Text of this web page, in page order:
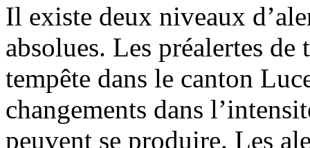
Il existe deux niveaux
absolues. Les préalertes de
tempête dans le canton
changements dans
peuvent se produire. Les